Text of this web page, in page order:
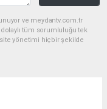
ve meydantv.com.tr
tüm sorumluluğu tek
site yönetimi hiçbir şekilde